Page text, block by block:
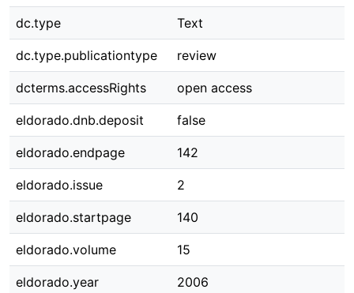
dc.type Text
dc.type.publicationtype review
dcterms.accessRights open access
eldorado.dnb.deposit false
eldorado.endpage 142
eldorado.issue 2
eldorado.startpage 140
eldorado.volume 15
eldorado.year 2006